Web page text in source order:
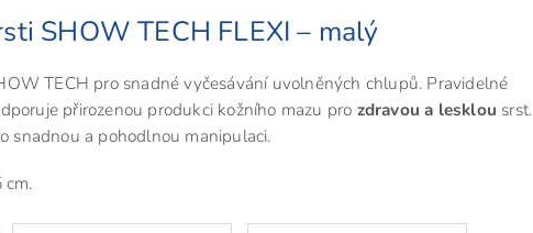
SHOW TECH FLEXI – malý
TECH pro snadné vyčesávání uvolněných chlupů. Pravidelné
přirozenou produkci kožního mazu pro zdravou a lesklou srst.
snadnou a pohodlnou manipulaci.
cm.